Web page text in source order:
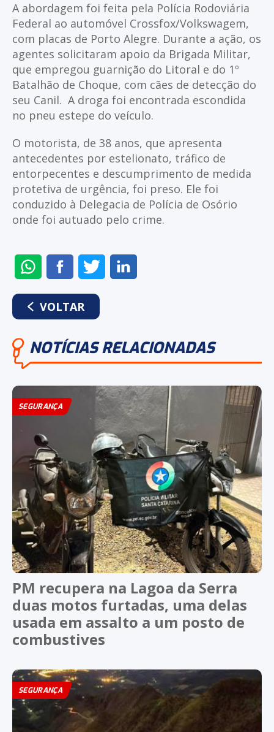
A abordagem foi feita pela Polícia Rodoviária
Federal ao automóvel Crossfox/Volkswagem,
com placas de Porto Alegre. Durante a ação, os
agentes solicitaram apoio da Brigada Militar,
que empregou guarnição do Litoral e do 1º
Batalhão de Choque, com cães de detecção do
seu Canil. A droga foi encontrada escondida
no pneu estepe do veículo.
O motorista, de 38 anos, que apresenta
antecedentes por estelionato, tráfico de
entorpecentes e descumprimento de medida
protetiva de urgência, foi preso. Ele foi
conduzido à Delegacia de Polícia de Osório
onde foi autuado pelo crime.
ENVIAR
NO
WHATSAPP
COMPARTILHAR
NO
FACEBOOK
COMPARTILHAR
NO
VOLTAR
NOTÍCIAS RELACIONADAS
SEGURANÇA
PM recupera na Lagoa da Serra
duas motos furtadas, uma delas
usada em assalto a um posto de
combustives
SEGURANÇA